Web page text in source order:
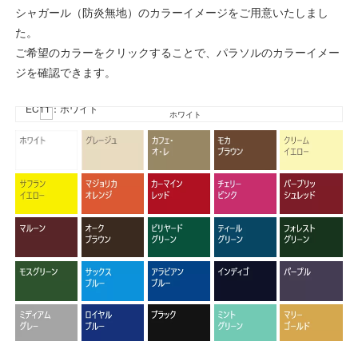
シャガール（防炎無地）のカラーイメージをご用意いたしまし
た。
ご希望のカラーをクリックすることで、パラソルのカラーイメー
ジを確認できます。
EC11：ホワイト